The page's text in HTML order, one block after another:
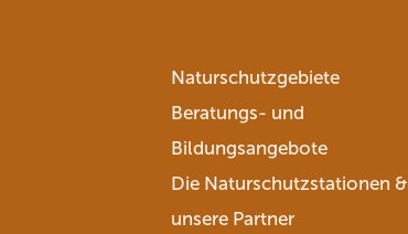
Naturschutzgebiete
Beratungs- und
Bildungsangebote
Die Naturschutzstationen &
unsere Partner